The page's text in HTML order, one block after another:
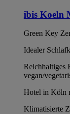
ibis Koeln
Green Key
Idealer
Reichhaltiges
vegan/
Hotel in Köln
Klimatisierte